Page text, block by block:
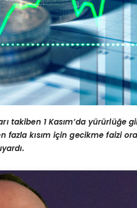
takiben 1 Kasım’da yürürlüğe
kısım için gecikme faizi